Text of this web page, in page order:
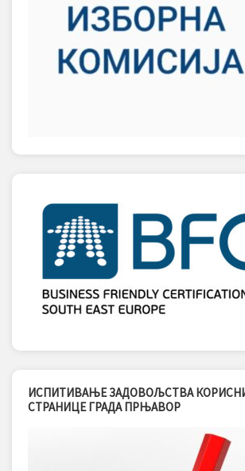
ИСПИТИВАЊЕ ЗАДОВОЉСТВА
СТРАНИЦЕ ГРАДА ПРЊАВОР